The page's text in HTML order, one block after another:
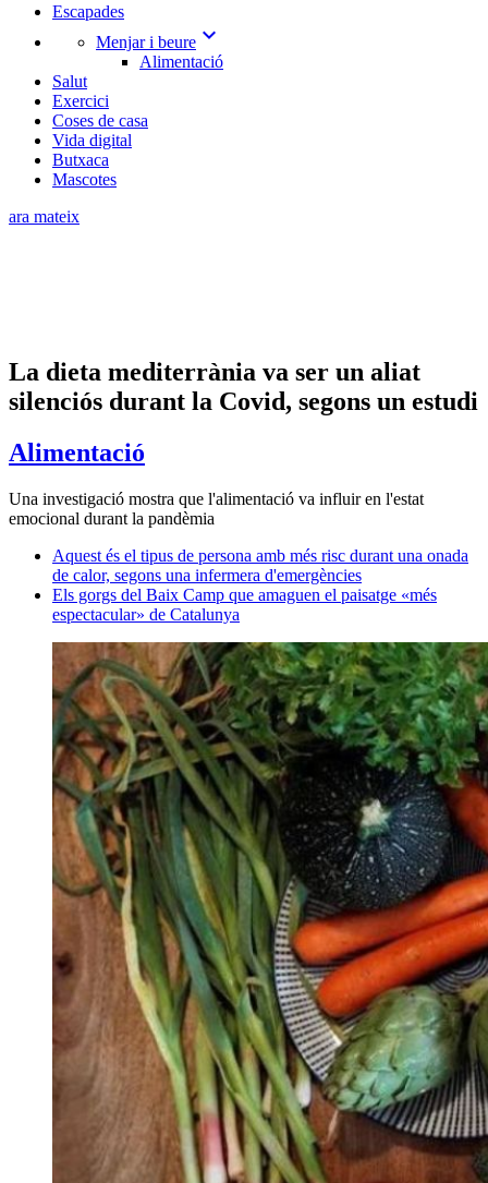
Escapades
Menjar i beure expand_more
Alimentació
Salut
Exercici
Coses de casa
Vida digital
Butxaca
Mascotes
ara mateix
La dieta mediterrània va ser un aliat
silenciós durant la Covid, segons un estudi
Alimentació
Una investigació mostra que l'alimentació va influir en l'estat
emocional durant la pandèmia
Aquest és el tipus de persona amb més risc durant una onada
de calor, segons una infermera d'emergències
Els gorgs del Baix Camp que amaguen el paisatge «més
espectacular» de Catalunya